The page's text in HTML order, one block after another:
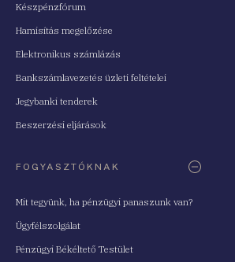
Készpénzfórum
Hamisítás megelőzése
Elektronikus számlázás
Bankszámlavezetés üzleti feltételei
Jegybanki tenderek
Beszerzési eljárások
FOGYASZTÓKNAK
Mit tegyünk, ha pénzügyi panaszunk van?
Ügyfélszolgálat
Pénzügyi Békéltető Testület